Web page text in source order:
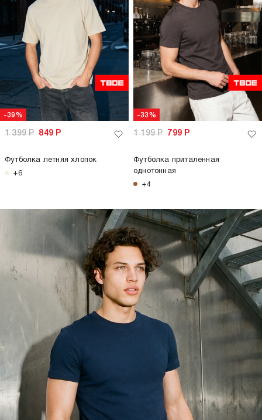
-39%
1 399Р 849 Р
Футболка летняя хлопок
+6
-33%
1 199Р 799 Р
Футболка приталенная
однотонная
+4